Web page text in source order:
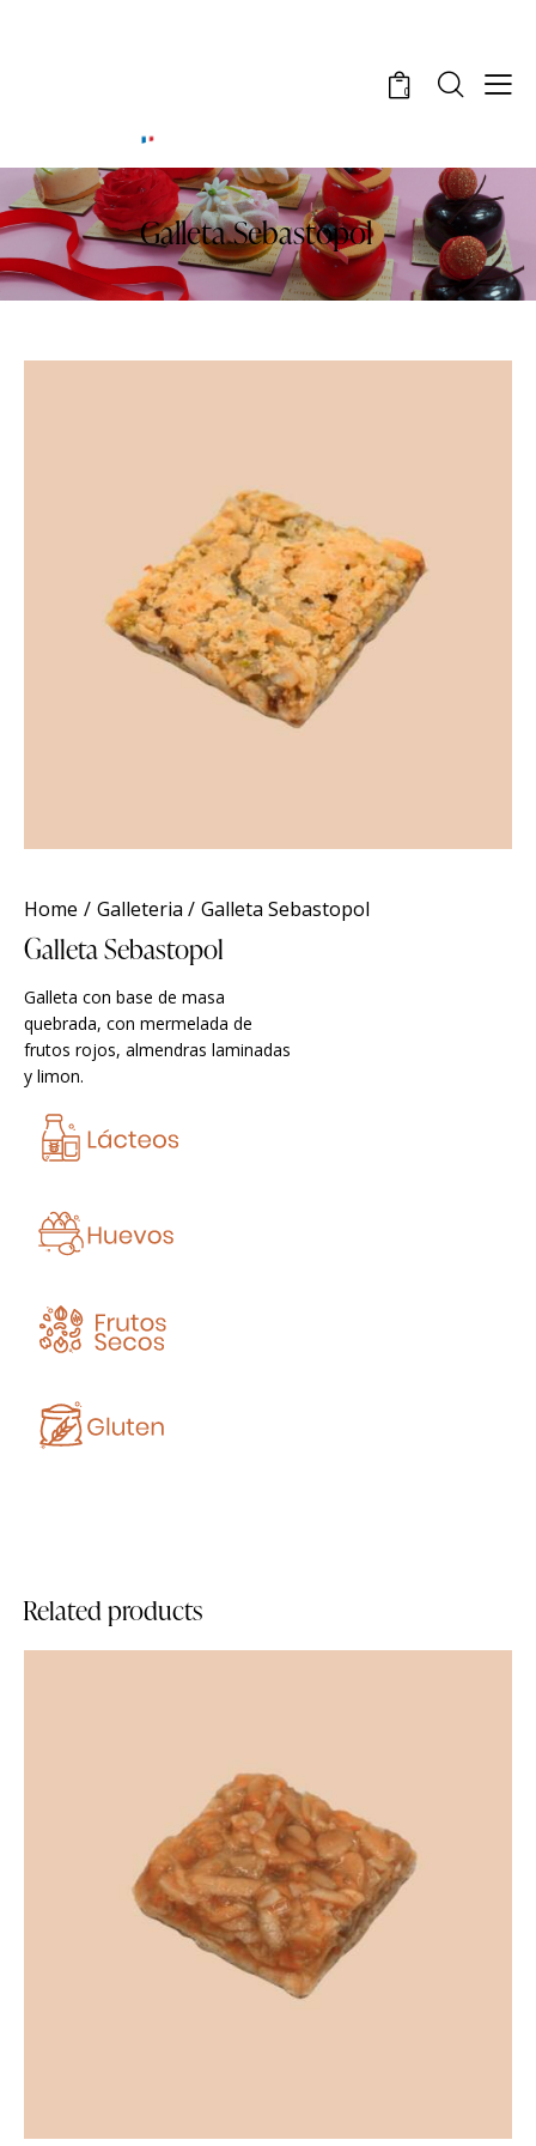
0
Galleta Sebastopol
Home Galleteria Galleta Sebastopol
Galleta Sebastopol
Galleta con base de masa
quebrada, con mermelada de
frutos rojos, almendras laminadas
y limon.
Related products